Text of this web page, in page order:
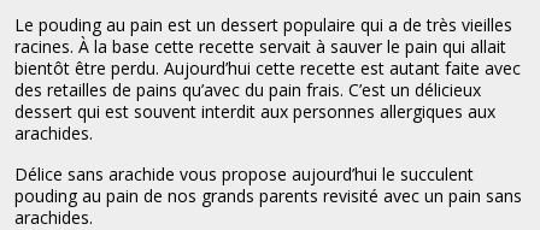
CONTACT
Le pouding au pain est un dessert populaire qui a de très vieilles
racines. À la base cette recette servait à sauver le pain qui allait
bientôt être perdu. Aujourd’hui cette recette est autant faite avec
des retailles de pains qu’avec du pain frais. C’est un délicieux
dessert qui est souvent interdit aux personnes allergiques aux
arachides.
Délice sans arachide vous propose aujourd’hui le succulent
pouding au pain de nos grands parents revisité avec un pain sans
arachides.